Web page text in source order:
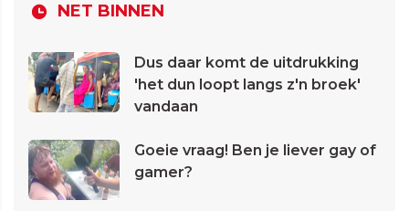
NET BINNEN
Dus daar komt de uitdrukking
'het dun loopt langs z'n broek'
vandaan
Goeie vraag! Ben je liever gay of
gamer?